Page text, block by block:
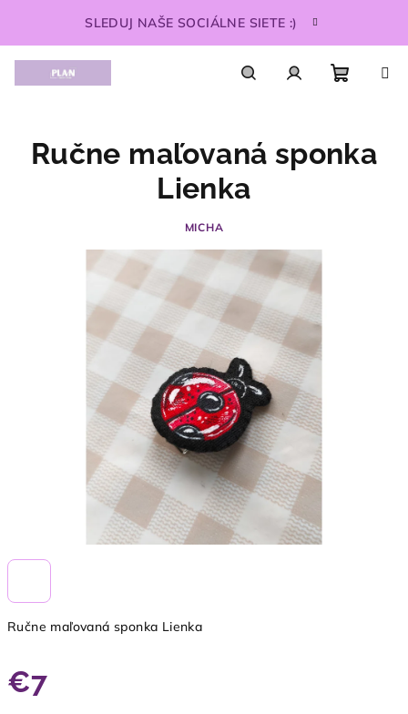
obsah
SLEDUJ NAŠE SOCIÁLNE SIETE :)
košík
Ručne maľovaná sponka Lienka
€7
Ručne maľovaná sponka
Lienka
MICHA